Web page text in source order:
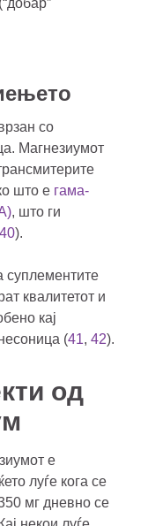
со
Магнезиумот
што е гама-
, што ги
40).
суплементите
квалитетот и
кај
(41, 42).
од
е
луѓе кога се
мг дневно се